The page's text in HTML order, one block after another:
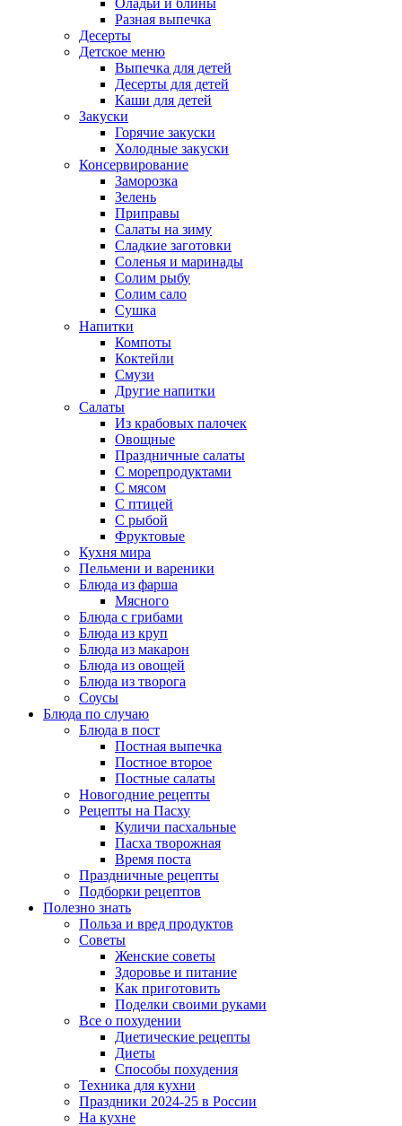
Оладьи и блины
Разная выпечка
Десерты
Детское меню
Выпечка для детей
Десерты для детей
Каши для детей
Закуски
Горячие закуски
Холодные закуски
Консервирование
Заморозка
Зелень
Приправы
Салаты на зиму
Сладкие заготовки
Соленья и маринады
Солим рыбу
Солим сало
Сушка
Напитки
Компоты
Коктейли
Смузи
Другие напитки
Салаты
Из крабовых палочек
Овощные
Праздничные салаты
С морепродуктами
С мясом
С птицей
С рыбой
Фруктовые
Кухня мира
Пельмени и вареники
Блюда из фарша
Мясного
Блюда с грибами
Блюда из круп
Блюда из макарон
Блюда из овощей
Блюда из творога
Соусы
Блюда по случаю
Блюда в пост
Постная выпечка
Постное второе
Постные салаты
Новогодние рецепты
Рецепты на Пасху
Куличи пасхальные
Пасха творожная
Время поста
Праздничные рецепты
Подборки рецептов
Полезно знать
Польза и вред продуктов
Советы
Женские советы
Здоровье и питание
Как приготовить
Поделки своими руками
Все о похудении
Диетические рецепты
Диеты
Способы похудения
Техника для кухни
Праздники 2024-25 в России
На кухне